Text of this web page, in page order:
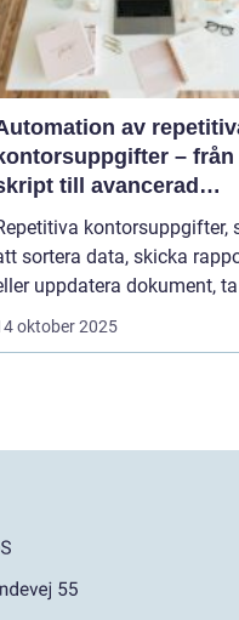
av
– från
till avancerad
kontorsuppgifter,
sortera data, skicka
uppdatera dokument,
oktober 2025